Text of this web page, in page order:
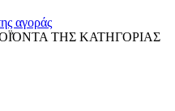
αγοράς
ΤΗΣ ΚΑΤΗΓΟΡΙΑΣ